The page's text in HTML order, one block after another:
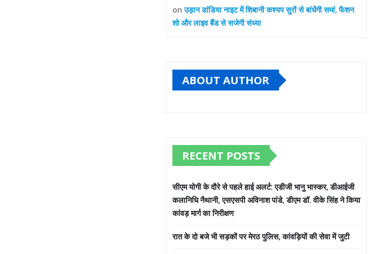
onउड़ान डांडिया नाइट में शिबानी कश्यप सुरों से बांधेंगी समां, फैशन
शो और लाइव बैंड से सजेगी संध्या
ABOUT AUTHOR
RECENT POSTS
सीएम योगी के दौरे से पहले हाई अलर्ट: एडीजी भानु भास्कर, डीआईजी
कलानिधि नैथानी, एसएसपी अविनाश पांडे, डीएम डॉ. वीके सिंह ने किया
कांवड़ मार्ग का निरीक्षण
रात के दो बजे भी सड़कों पर मेरठ पुलिस, कांवड़ियों की सेवा में जुटी